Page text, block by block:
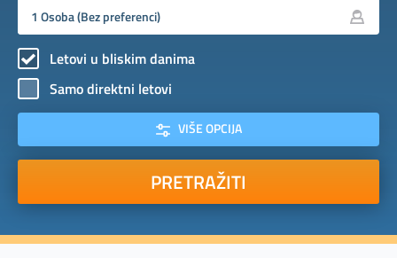
Letovi u bliskim danima
Samo direktni letovi
VIŠE OPCIJA
PRETRAŽITI